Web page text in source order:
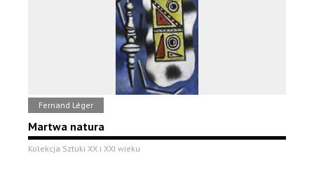
Fernand Léger
Martwa natura
Kolekcja Sztuki XX i XXI wieku